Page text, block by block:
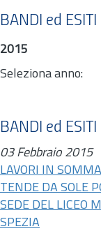
BANDI ed
2015
Seleziona anno:
BANDI ed
03 Febbraio 2015
LAVORI IN
TENDE DA SOLE
SEDE DEL LICEO
SPEZIA